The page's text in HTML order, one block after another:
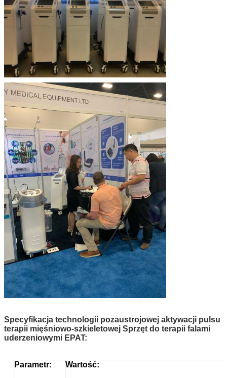
Specyfikacja technologii pozaustrojowej aktywacji pulsu
terapii mięśniowo-szkieletowej Sprzęt do terapii falami
uderzeniowymi EPAT:
Parametr: Wartość: